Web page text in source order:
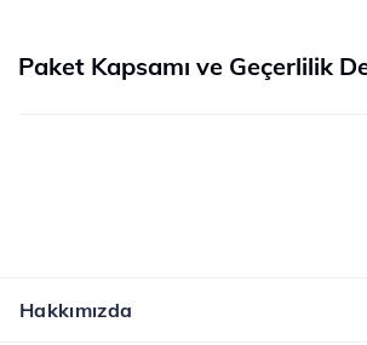
Paket Kapsamı ve Geçerlilik
Hakkımızda